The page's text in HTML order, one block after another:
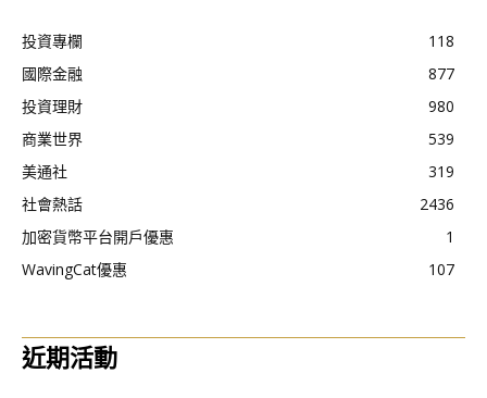
投資專欄
118
國際金融
877
投資理財
980
商業世界
539
美通社
319
社會熱話
2436
加密貨幣平台開戶優惠
1
WavingCat優惠
107
近期活動